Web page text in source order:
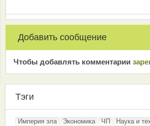
Добавить сообщение
Чтобы добавлять комментарии
Тэги
Империя зла Экономика ЧП Наука и